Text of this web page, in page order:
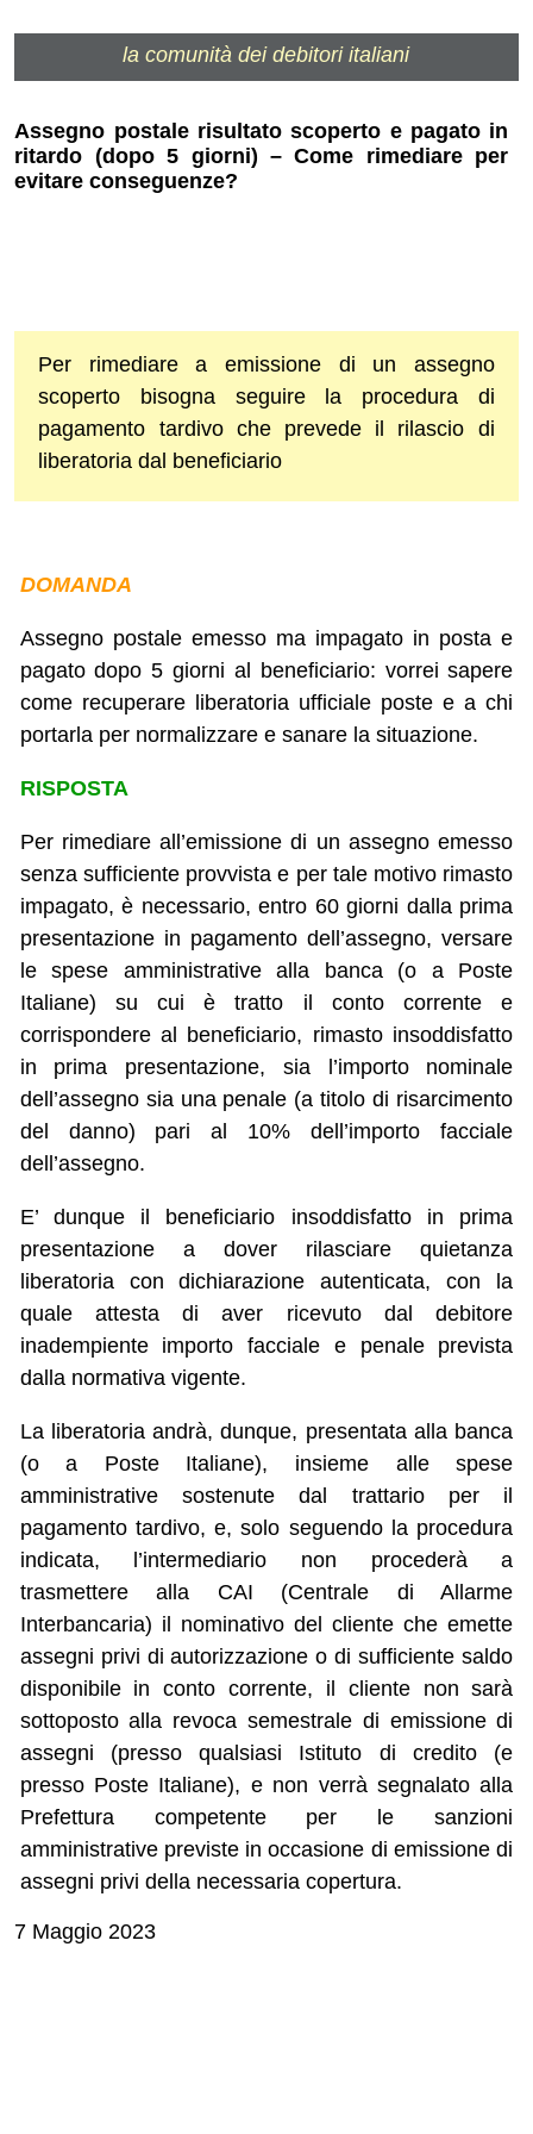
la comunità dei debitori italiani
Assegno postale risultato scoperto e pagato in
ritardo (dopo 5 giorni) – Come rimediare per
evitare conseguenze?
Per rimediare a emissione di un assegno
scoperto bisogna seguire la procedura di
pagamento tardivo che prevede il rilascio di
liberatoria dal beneficiario
DOMANDA
Assegno postale emesso ma impagato in posta e
pagato dopo 5 giorni al beneficiario: vorrei sapere
come recuperare liberatoria ufficiale poste e a chi
portarla per normalizzare e sanare la situazione.
RISPOSTA
Per rimediare all’emissione di un assegno emesso
senza sufficiente provvista e per tale motivo rimasto
impagato, è necessario, entro 60 giorni dalla prima
presentazione in pagamento dell’assegno, versare
le spese amministrative alla banca (o a Poste
Italiane) su cui è tratto il conto corrente e
corrispondere al beneficiario, rimasto insoddisfatto
in prima presentazione, sia l’importo nominale
dell’assegno sia una penale (a titolo di risarcimento
del danno) pari al 10% dell’importo facciale
dell’assegno.
E’ dunque il beneficiario insoddisfatto in prima
presentazione a dover rilasciare quietanza
liberatoria con dichiarazione autenticata, con la
quale attesta di aver ricevuto dal debitore
inadempiente importo facciale e penale prevista
dalla normativa vigente.
La liberatoria andrà, dunque, presentata alla banca
(o a Poste Italiane), insieme alle spese
amministrative sostenute dal trattario per il
pagamento tardivo, e, solo seguendo la procedura
indicata, l’intermediario non procederà a
trasmettere alla CAI (Centrale di Allarme
Interbancaria) il nominativo del cliente che emette
assegni privi di autorizzazione o di sufficiente saldo
disponibile in conto corrente, il cliente non sarà
sottoposto alla revoca semestrale di emissione di
assegni (presso qualsiasi Istituto di credito (e
presso Poste Italiane), e non verrà segnalato alla
Prefettura competente per le sanzioni
amministrative previste in occasione di emissione di
assegni privi della necessaria copertura.
7 Maggio 2023